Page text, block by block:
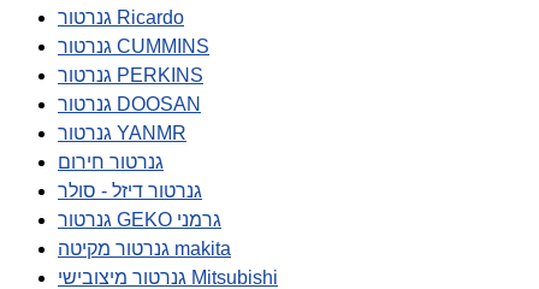
גנרטור Ricardo
גנרטור CUMMINS
גנרטור PERKINS
גנרטור DOOSAN
גנרטור YANMR
גנרטור חירום
גנרטור דיזל - סולר
גנרטור GEKO גרמני
גנרטור מקיטה makita
גנרטור מיצובישי Mitsubishi